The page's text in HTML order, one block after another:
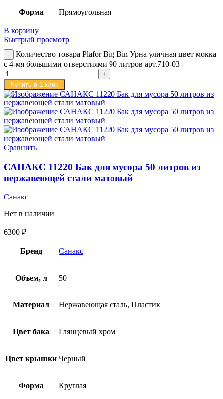
Форма Прямоугольная
В корзину
Быстрый просмотр
Количество товара Plafor Big Bin Урна уличная цвет мокка
c 4-мя большими отверстиями 90 литров арт.710-03
Купить в 1 клик
Сравнить
САНАКС 11220 Бак для мусора 50 литров из
нержавеющей стали матовый
Санакс
Нет в наличии
6300 ₽
Бренд Санакс
Объем, л 50
Материал Нержавеющая сталь, Пластик
Цвет бака Глянцевый хром
Цвет крышки Черный
Форма Круглая